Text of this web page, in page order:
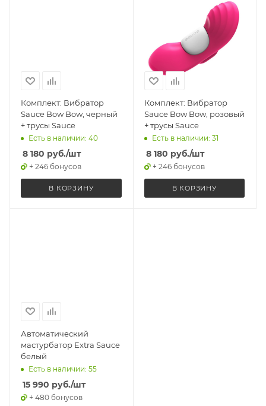
Комплект: Вибратор
Sauce Bow Bow, черный
+ трусы Sauce
Есть в наличии: 40
8 180 руб./шт
+ 246 бонусов
В КОРЗИНУ
Комплект: Вибратор
Sauce Bow Bow, розовый
+ трусы Sauce
Есть в наличии: 31
8 180 руб./шт
+ 246 бонусов
В КОРЗИНУ
Автоматический
мастурбатор Extra Sauce
белый
Есть в наличии: 55
15 990 руб./шт
+ 480 бонусов